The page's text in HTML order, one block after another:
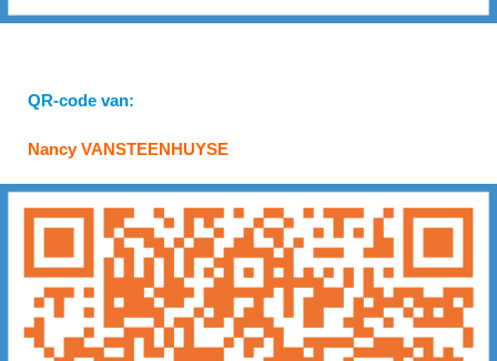
QR-code van:
Nancy VANSTEENHUYSE